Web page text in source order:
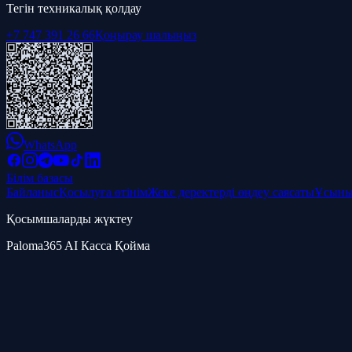
Тегін техникалық қолдау
+7 747 391 26 66Қоңырау шалыңыз
WhatsApp
Білім базасы
БайланысҚосылуға өтінімЖеке деректерді өңдеу саясаты
Қосымшаларды жүктеу
Paloma365 AI Касса Қойма